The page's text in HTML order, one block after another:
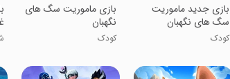
‏بازی جدید ماموریت
سگ های نگهبان
کودک
‏بازی ماموریت سگ های
نگهبان
کودک